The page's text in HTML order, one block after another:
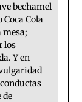
bechamel
Coca Cola
mesa;
los
Y en
de